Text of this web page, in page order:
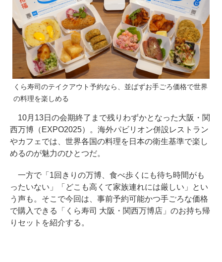
くら寿司のテイクアウト予約なら、並ばずお手ごろ価格で世界
の料理を楽しめる
10月13日の会期終了まで残りわずかとなった大阪・関
西万博（EXPO2025）。海外パビリオン併設レストラン
やカフェでは、世界各国の料理を日本の衛生基準で楽し
めるのが魅力のひとつだ。
一方で「1回きりの万博、食べ歩くにも待ち時間がも
ったいない」「どこも高くて家族連れには厳しい」とい
う声も。そこで今回は、事前予約可能かつ手ごろな価格
で購入できる「くら寿司 大阪・関西万博店」のお持ち帰
りセットを紹介する。